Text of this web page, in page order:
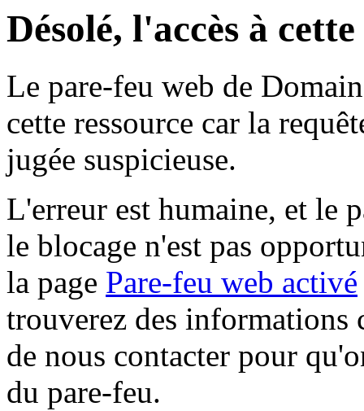
Désolé, l'accès à
Le pare-feu web de
cette ressource car la
jugée suspicieuse.
L'erreur est humaine, et le
le blocage n'est pas
la page Pare-feu web activé
trouverez des informations
de nous contacter pour
du pare-feu.